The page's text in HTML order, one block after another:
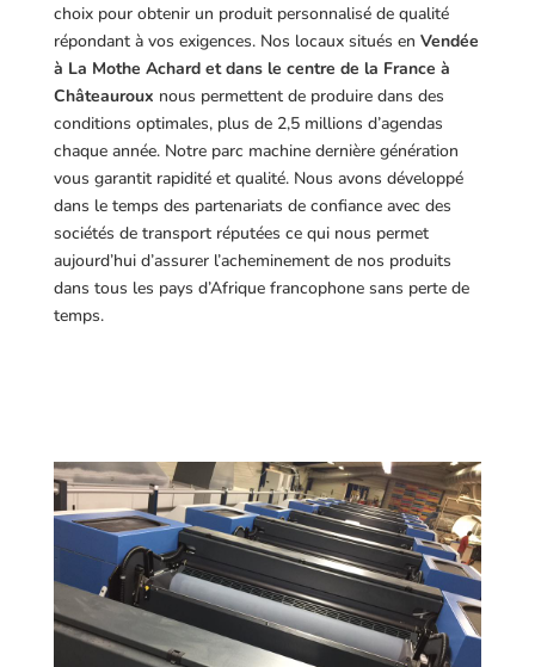
choix pour obtenir un produit personnalisé de qualité
répondant à vos exigences. Nos locaux situés en Vendée
à La Mothe Achard et dans le centre de la France à
Châteauroux nous permettent de produire dans des
conditions optimales, plus de 2,5 millions d’agendas
chaque année. Notre parc machine dernière génération
vous garantit rapidité et qualité. Nous avons développé
dans le temps des partenariats de confiance avec des
sociétés de transport réputées ce qui nous permet
aujourd’hui d’assurer l’acheminement de nos produits
dans tous les pays d’Afrique francophone sans perte de
temps.